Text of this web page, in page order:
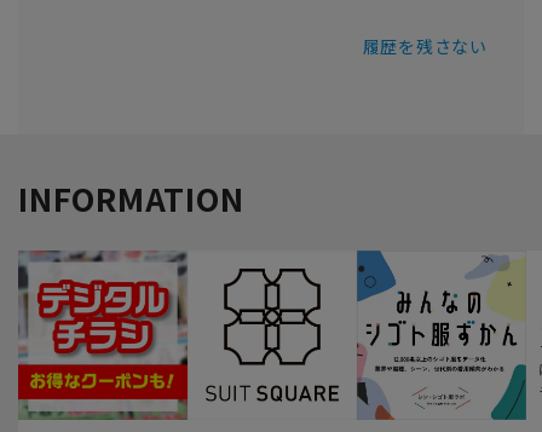
履歴を残さない
INFORMATION